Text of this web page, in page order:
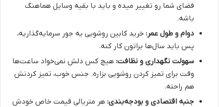
فضای شما رو تغییر میده و باید با بقیه وسایل هماهنگ
باشه.
دوام و طول عمر: خرید کابین روشویی یه جور سرمایه‌گذاریه،
پس باید سال‌ها براتون کار کنه.
سهولت نگهداری و نظافت: هیچ کس دلش نمی‌خواد ساعت‌ها
وقت برای تمیز کردن روشویی بزاره. جنس خوب، تمیز کردنش
هم راحته.
جنبه اقتصادی و بودجه‌بندی: هر متریالی قیمت خاص خودش